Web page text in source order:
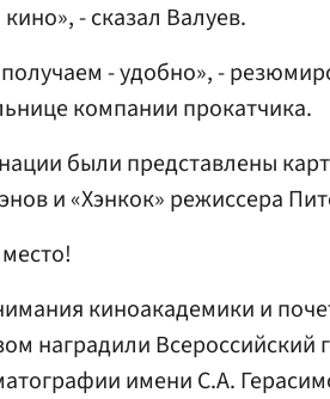
- сказал Валуев.
- удобно», -
компании прокатчика.
были представлены
и «Хэнкок» режиссера
киноакадемики и
наградили Всероссийский
имени С.А.